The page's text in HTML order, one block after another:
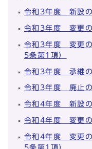
令和3年度 新設の
令和3年度 変更の
令和3年度 変更の
5条第1項）
令和3年度 承継の
令和3年度 廃止の
令和4年度 新設の
令和4年度 変更の
令和4年度 変更の
5条第1項）